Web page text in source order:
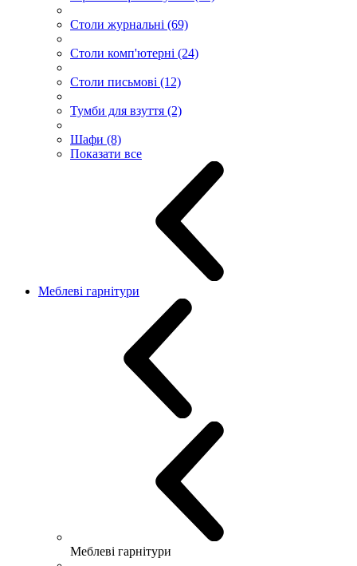
Столи журнальні (69)
Столи комп'ютерні (24)
Столи письмові (12)
Тумби для взуття (2)
Шафи (8)
Показати все
Меблеві гарнітури
Меблеві гарнітури